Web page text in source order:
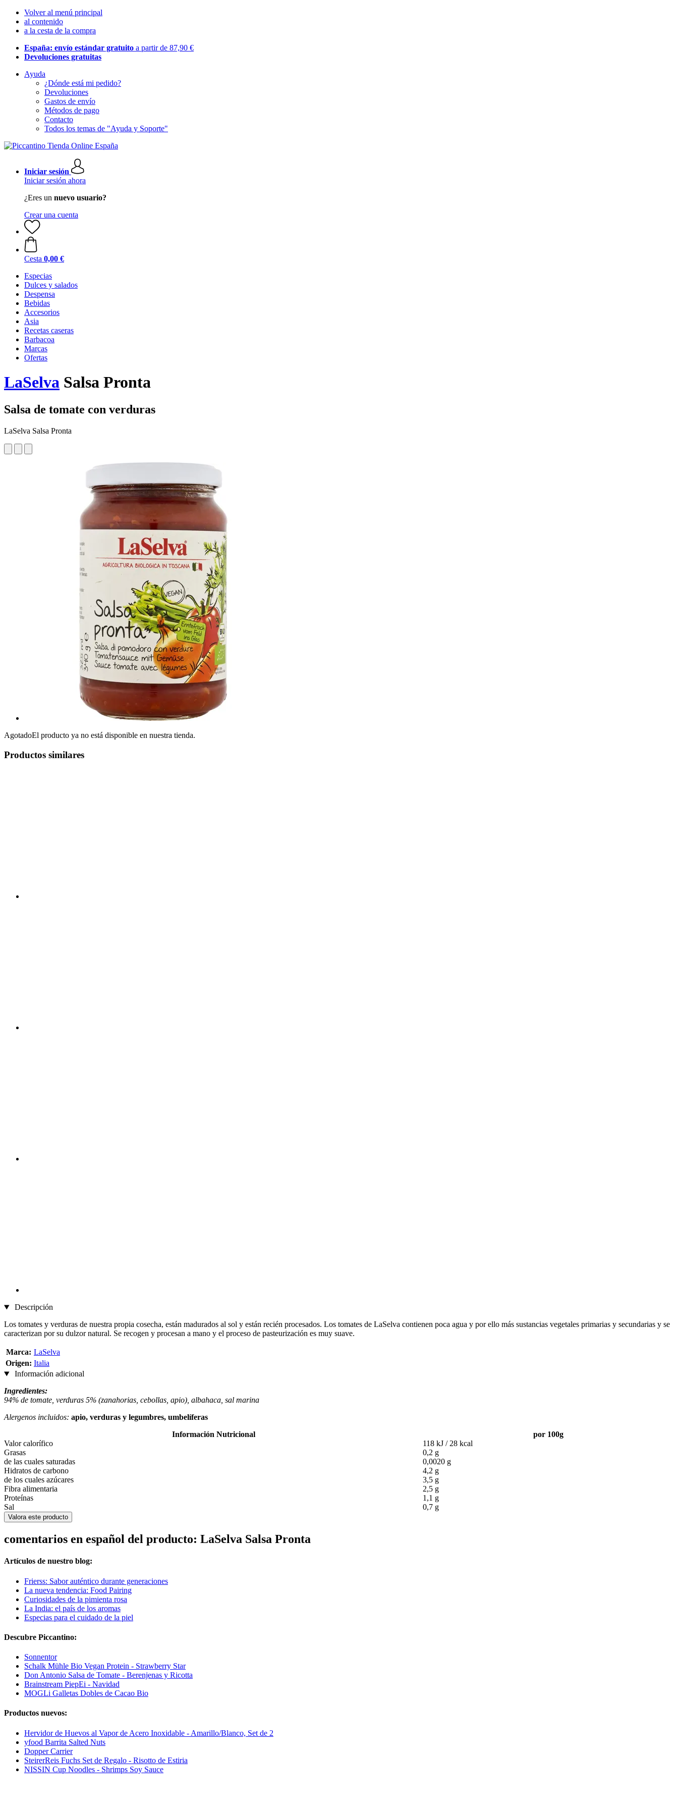
Volver al menú principal
al contenido
a la cesta de la compra
España: envío estándar gratuito a partir de 87,90 €
Devoluciones gratuitas
Ayuda
¿Dónde está mi pedido?
Devoluciones
Gastos de envío
Métodos de pago
Contacto
Todos los temas de "Ayuda y Soporte"
Iniciar sesión
Iniciar sesión ahora
¿Eres un nuevo usuario?
Crear una cuenta
Cesta 0,00 €
Especias
Dulces y salados
Despensa
Bebidas
Accesorios
Asia
Recetas caseras
Barbacoa
Marcas
Ofertas
LaSelva Salsa Pronta
Salsa de tomate con verduras
LaSelva Salsa Pronta
AgotadoEl producto ya no está disponible en nuestra tienda.
Productos similares
Descripción
Los tomates y verduras de nuestra propia cosecha, están madurados al sol y están recién procesados. Los tomates de LaSelva contienen poca agua y por ello más sustancias vegetales primarias y secundarias y se
caracterizan por su dulzor natural. Se recogen y procesan a mano y el proceso de pasteurización es muy suave.
Marca: LaSelva
Origen: Italia
Información adicional
Ingredientes:
94% de tomate, verduras 5% (zanahorias, cebollas, apio), albahaca, sal marina
Alergenos incluidos: apio, verduras y legumbres, umbelíferas
Información Nutricional
por 100g
Valor calorífico
118 kJ / 28 kcal
Grasas
0,2 g
de las cuales saturadas
0,0020 g
Hidratos de carbono
4,2 g
de los cuales azúcares
3,5 g
Fibra alimentaria
2,5 g
Proteínas
1,1 g
Sal
0,7 g
Valora este producto
comentarios en español del producto: LaSelva Salsa Pronta
Artículos de nuestro blog:
Frierss: Sabor auténtico durante generaciones
La nueva tendencia: Food Pairing
Curiosidades de la pimienta rosa
La India: el país de los aromas
Especias para el cuidado de la piel
Descubre Piccantino:
Sonnentor
Schalk Mühle Bio Vegan Protein - Strawberry Star
Don Antonio Salsa de Tomate - Berenjenas y Ricotta
Brainstream PiepEi - Navidad
MOGLi Galletas Dobles de Cacao Bio
Productos nuevos:
Hervidor de Huevos al Vapor de Acero Inoxidable - Amarillo/Blanco, Set de 2
yfood Barrita Salted Nuts
Dopper Carrier
SteirerReis Fuchs Set de Regalo - Risotto de Estiria
NISSIN Cup Noodles - Shrimps Soy Sauce